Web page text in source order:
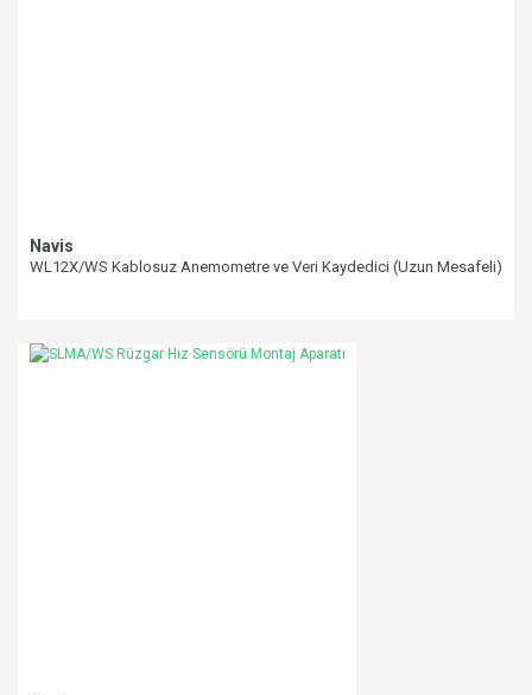
Navis
WL12X/WS Kablosuz Anemometre ve Veri Kaydedici (Uzun Mesafeli)